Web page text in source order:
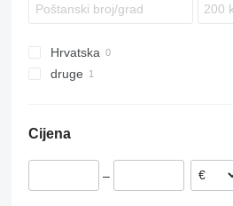
Hrvatska
druge
Cijena
–